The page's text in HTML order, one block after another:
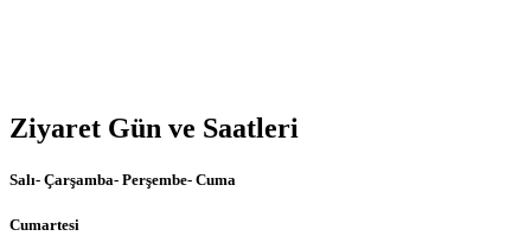
Ziyaret Gün ve Saatleri
Salı- Çarşamba- Perşembe- Cuma
Cumartesi